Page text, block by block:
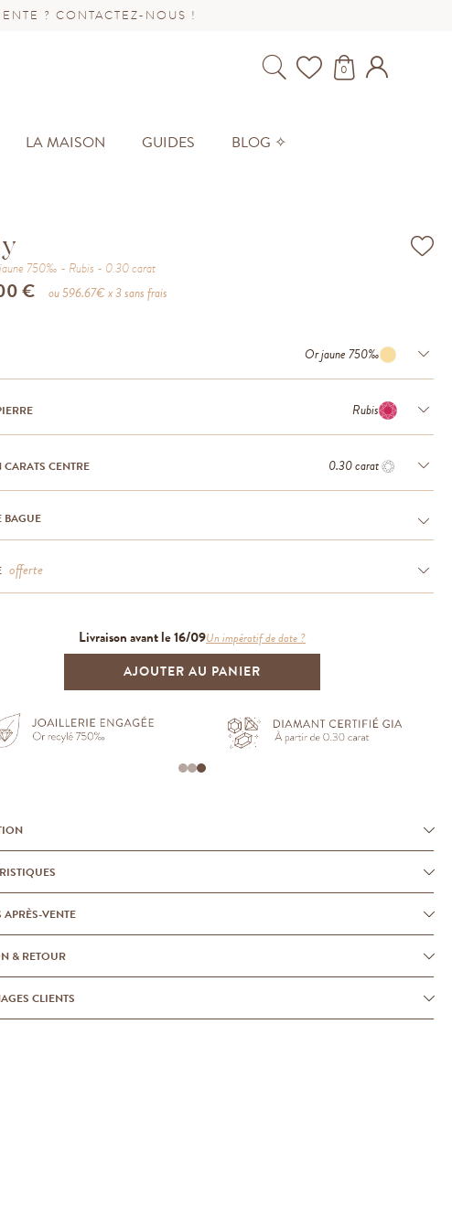
? CONTACTEZ-NOUS !
LA MAISON GUIDES BLOG ✧
0
750‰ Rubis 0.30carat
€ ou596.67€ x 3 sans frais
Or jaune 750‰
Rubis
CENTRE 0.30 carat
BAGUE
offerte
Livraison avant le 16/09Un impératif de date ?
AJOUTER AU PANIER
APRÈS-VENTE
& RETOUR
CLIENTS